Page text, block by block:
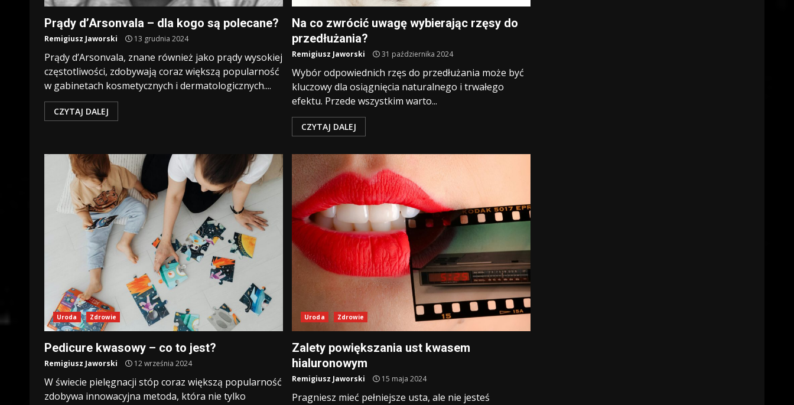
Prądy d’Arsonvala – dla kogo są polecane?
Remigiusz Jaworski 13 grudnia 2024
Prądy d’Arsonvala, znane również jako prądy wysokiej
częstotliwości, zdobywają coraz większą popularność
w gabinetach kosmetycznych i dermatologicznych....
CZYTAJ DALEJ
Na co zwrócić uwagę wybierając rzęsy do
przedłużania?
Remigiusz Jaworski 31 października 2024
Wybór odpowiednich rzęs do przedłużania może być
kluczowy dla osiągnięcia naturalnego i trwałego
efektu. Przede wszystkim warto...
CZYTAJ DALEJ
Uroda Zdrowie
Pedicure kwasowy – co to jest?
Remigiusz Jaworski 12 września 2024
W świecie pielęgnacji stóp coraz większą popularność
zdobywa innowacyjna metoda, która nie tylko
Uroda Zdrowie
Zalety powiększania ust kwasem
hialuronowym
Remigiusz Jaworski 15 maja 2024
Pragniesz mieć pełniejsze usta, ale nie jesteś